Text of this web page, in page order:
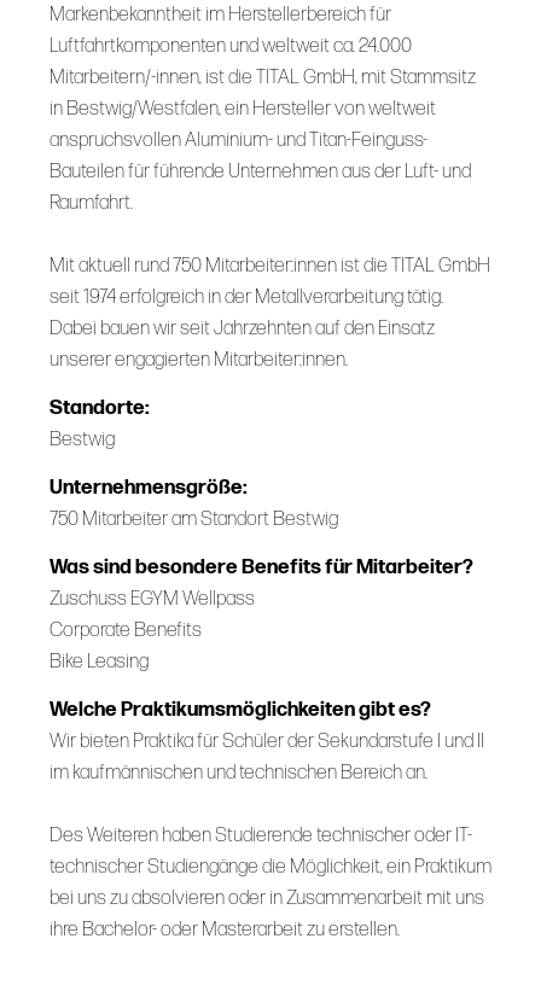
Markenbekanntheit im Herstellerbereich für
Luftfahrtkomponenten und weltweit ca. 24.000
Mitarbeitern/-innen, ist die TITAL GmbH, mit Stammsitz
in Bestwig/Westfalen, ein Hersteller von weltweit
anspruchsvollen Aluminium- und Titan-Feinguss-
Bauteilen für führende Unternehmen aus der Luft- und
Raumfahrt.
Mit aktuell rund 750 Mitarbeiter:innen ist die TITAL GmbH
seit 1974 erfolgreich in der Metallverarbeitung tätig.
Dabei bauen wir seit Jahrzehnten auf den Einsatz
unserer engagierten Mitarbeiter:innen.
Standorte:
Bestwig
Unternehmensgröße:
750 Mitarbeiter am Standort Bestwig
Was sind besondere Benefits für Mitarbeiter?
Zuschuss EGYM Wellpass
Corporate Benefits
Bike Leasing
Welche Praktikumsmöglichkeiten gibt es?
Wir bieten Praktika für Schüler der Sekundarstufe I und II
im kaufmännischen und technischen Bereich an.
Des Weiteren haben Studierende technischer oder IT-
technischer Studiengänge die Möglichkeit, ein Praktikum
bei uns zu absolvieren oder in Zusammenarbeit mit uns
ihre Bachelor- oder Masterarbeit zu erstellen.